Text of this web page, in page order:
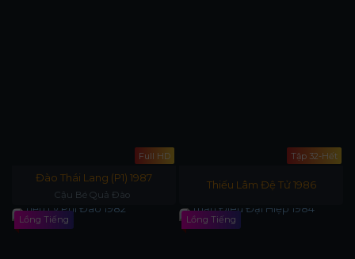
Full HD
Đào Thái Lang (P1) 1987
Cậu Bé Quả Đào
Tập 32-Hết
Thiếu Lâm Đệ Tử 1986
Lồng Tiếng Lồng Tiếng